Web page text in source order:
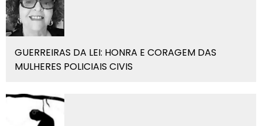
GUERREIRAS DA LEI: HONRA E CORAGEM DAS
MULHERES POLICIAIS CIVIS